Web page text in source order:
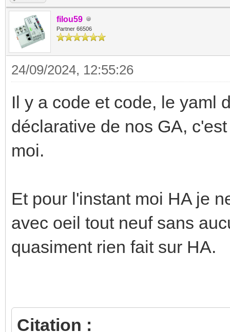
filou59
Partner 66506
24/09/2024, 12:55:26
Il y a code et code, le yaml
déclarative de nos GA,
moi.
Et pour l'instant moi HA je
avec oeil tout neuf sans
quasiment rien fait sur HA.
Citation :